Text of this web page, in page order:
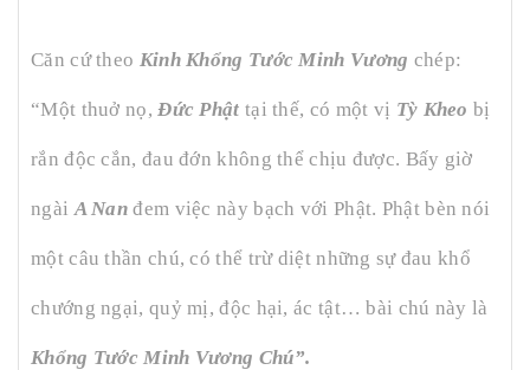
Căn cứ theo Kinh Khổng Tước Minh Vương chép:
“Một thuở nọ,Đức Phật tại thế, có một vị Tỳ Kheobị
rắn độc cắn, đau đớn không thể chịu được. Bấy giờ
ngàiA Nan đem việc này bạch với Phật. Phật bèn nói
một câu thần chú, có thể trừ diệt những sự đau khổ
chướng ngại, quỷ mị, độc hại, ác tật… bài chú này là
Khổng Tước Minh Vương Chú”.